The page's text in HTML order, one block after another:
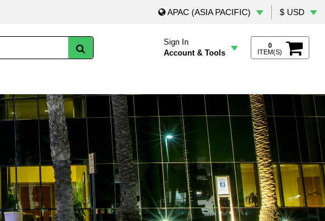
APAC (ASIA PACIFIC) $ USD
Sign In
Account & Tools
0
ITEM(S)